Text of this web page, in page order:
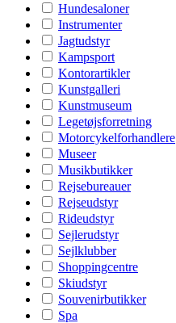
Hundesaloner
Instrumenter
Jagtudstyr
Kampsport
Kontorartikler
Kunstgalleri
Kunstmuseum
Legetøjsforretning
Motorcykelforhandlere
Museer
Musikbutikker
Rejsebureauer
Rejseudstyr
Rideudstyr
Sejlerudstyr
Sejlklubber
Shoppingcentre
Skiudstyr
Souvenirbutikker
Spa